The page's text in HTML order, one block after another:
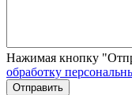
Нажимая кнопку
обработку